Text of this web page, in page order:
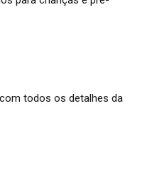
todos os detalhes da